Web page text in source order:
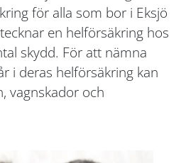
för alla som bor i Eksjö
en helförsäkring hos
skydd. För att nämna
i deras helförsäkring kan
vagnskador och